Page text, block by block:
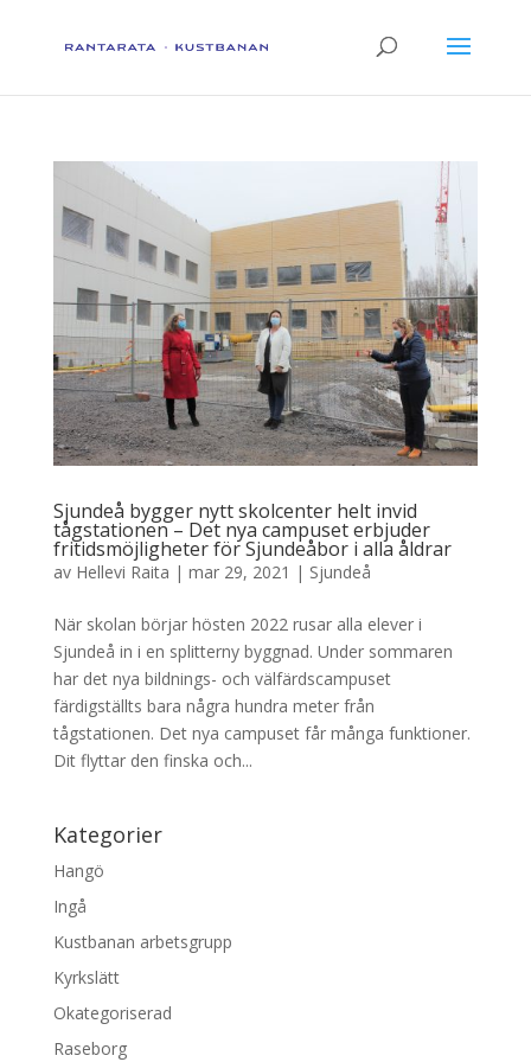
Sjundeå bygger nytt skolcenter helt invid
tågstationen – Det nya campuset erbjuder
fritidsmöjligheter för Sjundeåbor i alla åldrar
av Hellevi Raita | mar 29, 2021 | Sjundeå
När skolan börjar hösten 2022 rusar alla elever i
Sjundeå in i en splitterny byggnad. Under sommaren
har det nya bildnings- och välfärdscampuset
färdigställts bara några hundra meter från
tågstationen. Det nya campuset får många funktioner.
Dit flyttar den finska och...
Kategorier
Hangö
Ingå
Kustbanan arbetsgrupp
Kyrkslätt
Okategoriserad
Raseborg